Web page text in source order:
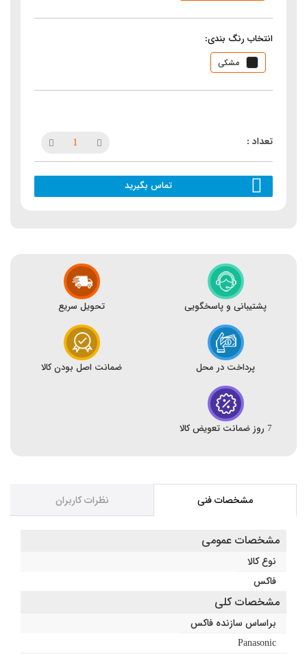
انتخاب رنگ بندی:
مشکی
تماس بگیرید
پشتیبانی و پاسخگویی تحویل سریع
پرداخت در محل ضمانت اصل بودن کالا
7 روز ضمانت تعویض کالا
مشخصات فنی نظرات کاربران
مشخصات عمومی
نوع کالا
فاکس
مشخصات کلی
براساس سازنده فاکس
Panasonic